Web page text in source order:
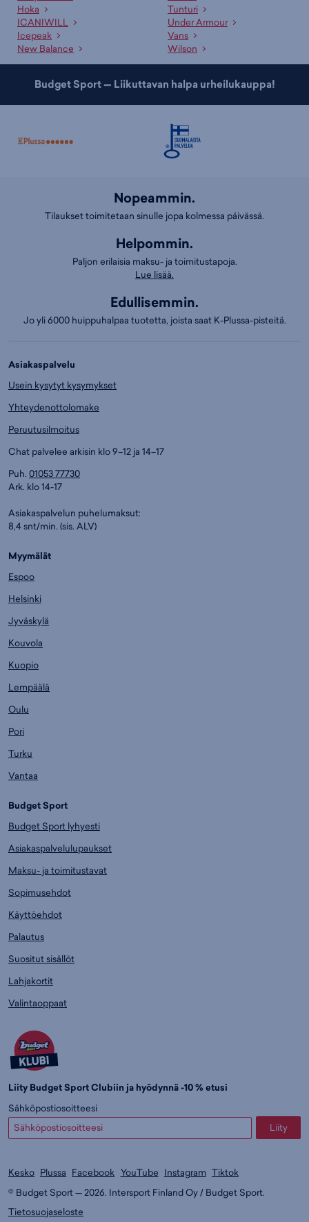
Hoka
ICANIWILL
Icepeak
New Balance
Tunturi
Under Armour
Vans
Wilson
Budget Sport — Liikuttavan halpa urheilukauppa!
Nopeammin.
Tilaukset toimitetaan sinulle jopa kolmessa päivässä.
Helpommin.
Paljon erilaisia maksu- ja toimitustapoja.
Lue lisää.
Edullisemmin.
Jo yli 6000 huippuhalpaa tuotetta, joista saat K-Plussa-pisteitä.
Asiakaspalvelu
Usein kysytyt kysymykset
Yhteydenottolomake
Peruutusilmoitus
Chat palvelee arkisin klo 9–12 ja 14–17
Puh. 01053 77730
Ark. klo 14-17
Asiakaspalvelun puhelumaksut:
8,4 snt/min. (sis. ALV)
Myymälät
Espoo
Helsinki
Jyväskylä
Kouvola
Kuopio
Lempäälä
Oulu
Pori
Turku
Vantaa
Budget Sport
Budget Sport lyhyesti
Asiakaspalvelulupaukset
Maksu- ja toimitustavat
Sopimusehdot
Käyttöehdot
Palautus
Suositut sisällöt
Lahjakortit
Valintaoppaat
Liity Budget Sport Clubiin ja hyödynnä -10 % etusi
Sähköpostiosoitteesi
Liity
Kesko Plussa Facebook YouTube Instagram Tiktok
© Budget Sport — 2026. Intersport Finland Oy / Budget Sport.
Tietosuojaseloste